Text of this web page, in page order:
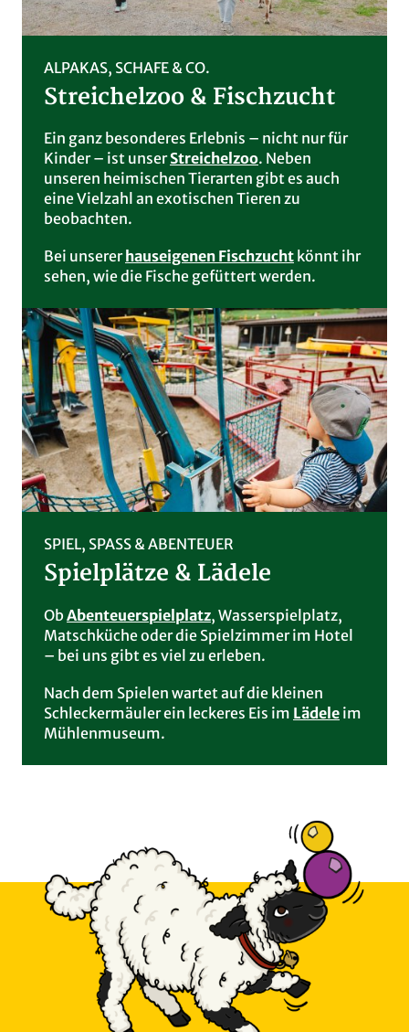
ALPAKAS, SCHAFE & CO.
Streichelzoo & Fischzucht
Ein ganz besonderes Erlebnis – nicht nur für
Kinder – ist unserStreichelzoo. Neben
unseren heimischen Tierarten gibt es auch
eine Vielzahl an exotischen Tieren zu
beobachten.
Bei unserer hauseigenen Fischzucht könnt ihr
sehen, wie die Fische gefüttert werden.
SPIEL, SPASS & ABENTEUER
Spielplätze & Lädele
Ob Abenteuerspielplatz, Wasserspielplatz,
Matschküche oder die Spielzimmer im Hotel
– bei uns gibt es viel zu erleben.
Nach dem Spielen wartet auf die kleinen
Schleckermäuler ein leckeres Eis im Lädele im
Mühlenmuseum.